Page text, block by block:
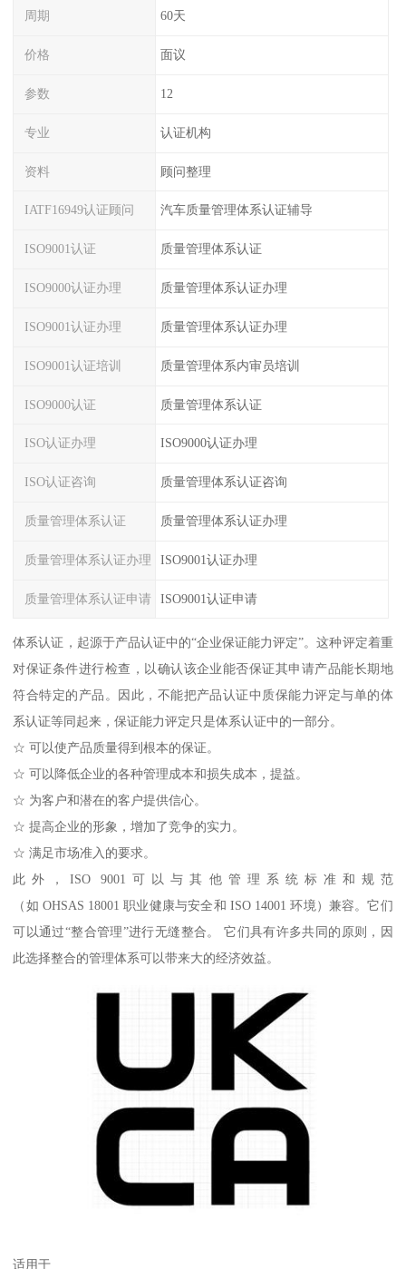
周期 60天
价格 面议
参数 12
专业 认证机构
资料 顾问整理
IATF16949认证顾问 汽车质量管理体系认证辅导
ISO9001认证 质量管理体系认证
ISO9000认证办理 质量管理体系认证办理
ISO9001认证办理 质量管理体系认证办理
ISO9001认证培训 质量管理体系内审员培训
ISO9000认证 质量管理体系认证
ISO认证办理 ISO9000认证办理
ISO认证咨询 质量管理体系认证咨询
质量管理体系认证 质量管理体系认证办理
质量管理体系认证办理 ISO9001认证办理
质量管理体系认证申请 ISO9001认证申请
体系认证，起源于产品认证中的“企业保证能力评定”。这种评定着重
对保证条件进行检查，以确认该企业能否保证其申请产品能长期地
符合特定的产品。因此，不能把产品认证中质保能力评定与单的体
系认证等同起来，保证能力评定只是体系认证中的一部分。
☆ 可以使产品质量得到根本的保证。
☆ 可以降低企业的各种管理成本和损失成本，提益。
☆ 为客户和潜在的客户提供信心。
☆ 提高企业的形象，增加了竞争的实力。
☆ 满足市场准入的要求。
此外，ISO 9001可以与其他管理系统标准和规范
（如 OHSAS 18001 职业健康与安全和 ISO 14001 环境）兼容。它们
可以通过“整合管理”进行无缝整合。 它们具有许多共同的原则，因
此选择整合的管理体系可以带来大的经济效益。
适用于